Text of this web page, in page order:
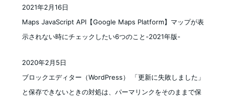
Maps JavaScript API【Google Maps Platform】マップが表
示されない時にチェックしたい6つのこと-2021年版-
2021年2月16日
ブロックエディター（WordPress） 「更新に失敗しました」
と保存できないときの対処は、パーマリンクをそのままで保
2020年2月5日